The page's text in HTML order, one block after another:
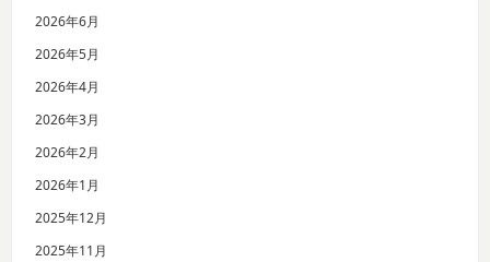
2026年6月
2026年5月
2026年4月
2026年3月
2026年2月
2026年1月
2025年12月
2025年11月